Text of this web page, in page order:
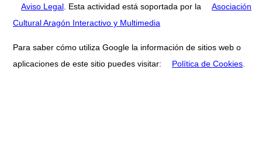
Aviso Legal . Esta actividad está soportada por la
Asociación
Cultural Aragón Interactivo y Multimedia
Para saber cómo utiliza Google la información de sitios web o
aplicaciones de este sitio puedes visitar:
Política de Cookies